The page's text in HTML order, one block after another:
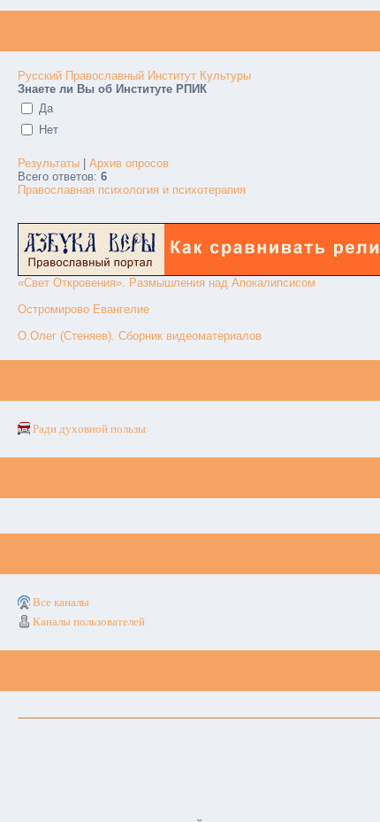
Русский Православный Институт Культуры
Знаете ли Вы об Институте РПИК
Да
Нет
Результаты
Архив опросов
Всего ответов: 6
Православная психология и психотерапия
«Свет Откровения». Размышления над Апокалипсисом
Остромирово Евангелие
О.Олег (Стеняев). Сборник видеоматериалов
Ради духовной пользы
Все каналы
Каналы пользователей